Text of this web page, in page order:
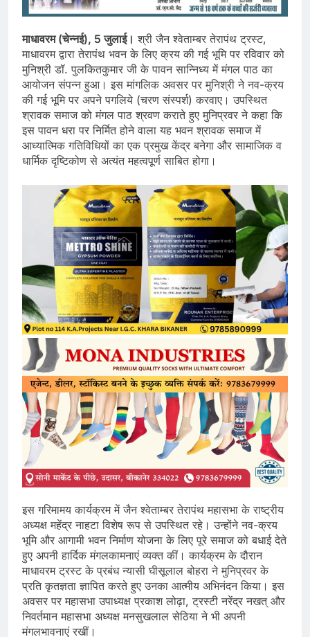
माधावरम (चेन्नई), 5 जुलाई। श्री जैन श्वेताम्बर तेरापंथ ट्रस्ट,
माधावरम द्वारा तेरापंथ भवन के लिए क्रय की गई भूमि पर रविवार को
मुनिश्री डॉ. पुलकितकुमार जी के पावन सान्निध्य में मंगल पाठ का
आयोजन संपन्न हुआ। इस मांगलिक अवसर पर मुनिश्री ने नव-क्रय
की गई भूमि पर अपने पगलिये (चरण संस्पर्श) करवाए। उपस्थित
श्रावक समाज को मंगल पाठ श्रवण कराते हुए मुनिप्रवर ने कहा कि
इस पावन धरा पर निर्मित होने वाला यह भवन श्रावक समाज में
आध्यात्मिक गतिविधियों का एक प्रमुख केंद्र बनेगा और सामाजिक व
धार्मिक दृष्टिकोण से अत्यंत महत्वपूर्ण साबित होगा।
इस गरिमामय कार्यक्रम में जैन श्वेताम्बर तेरापंथ महासभा के राष्ट्रीय
अध्यक्ष महेंद्र नाहटा विशेष रूप से उपस्थित रहे। उन्होंने नव-क्रय
भूमि और आगामी भवन निर्माण योजना के लिए पूरे समाज को बधाई देते
हुए अपनी हार्दिक मंगलकामनाएं व्यक्त कीं। कार्यक्रम के दौरान
माधावरम ट्रस्ट के प्रबंध न्यासी घीसूलाल बोहरा ने मुनिप्रवर के
प्रति कृतज्ञता ज्ञापित करते हुए उनका आत्मीय अभिनंदन किया। इस
अवसर पर महासभा उपाध्यक्ष प्रकाश लोढ़ा, ट्रस्टी नरेंद्र नखत् और
निवर्तमान महासभा अध्यक्ष मनसुखलाल सेठिया ने भी अपनी
मंगलभावनाएं रखीं।